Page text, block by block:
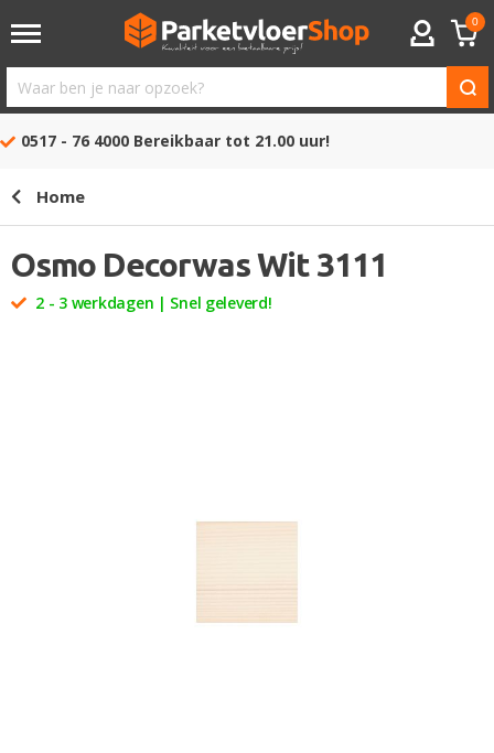
ACCOUNT
0
Waar
ben
opzoek?
0517 - 76 4000 Bereikbaar tot 21.00 uur!
Home
Osmo Decorwas Wit 3111
2 - 3 werkdagen | Snel geleverd!